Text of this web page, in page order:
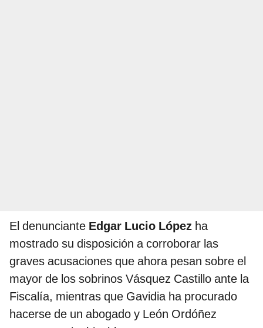
El denunciante Edgar Lucio López ha
mostrado su disposición a corroborar las
graves acusaciones que ahora pesan sobre el
mayor de los sobrinos Vásquez Castillo ante la
Fiscalía, mientras que Gavidia ha procurado
hacerse de un abogado y León Ordóñez